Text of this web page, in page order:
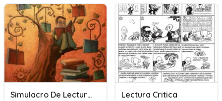
Simulacro De Lectura Crítica Lectura Critica